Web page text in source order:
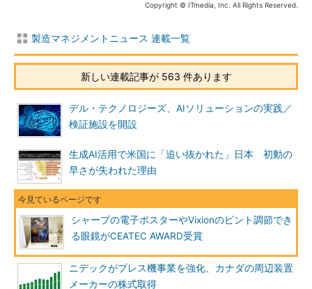
Copyright © ITmedia, Inc. All Rights Reserved.
製造マネジメントニュース 連載一覧
新しい連載記事が 563 件あります
デル・テクノロジーズ、AIソリューションの実践／
検証施設を開設
生成AI活用で米国に「追い抜かれた」日本 初動の
早さが失われた理由
シャープの電子ポスターやVixionのピント調節でき
る眼鏡がCEATEC AWARD受賞
ニデックがプレス機事業を強化、カナダの周辺装置
メーカーの株式取得